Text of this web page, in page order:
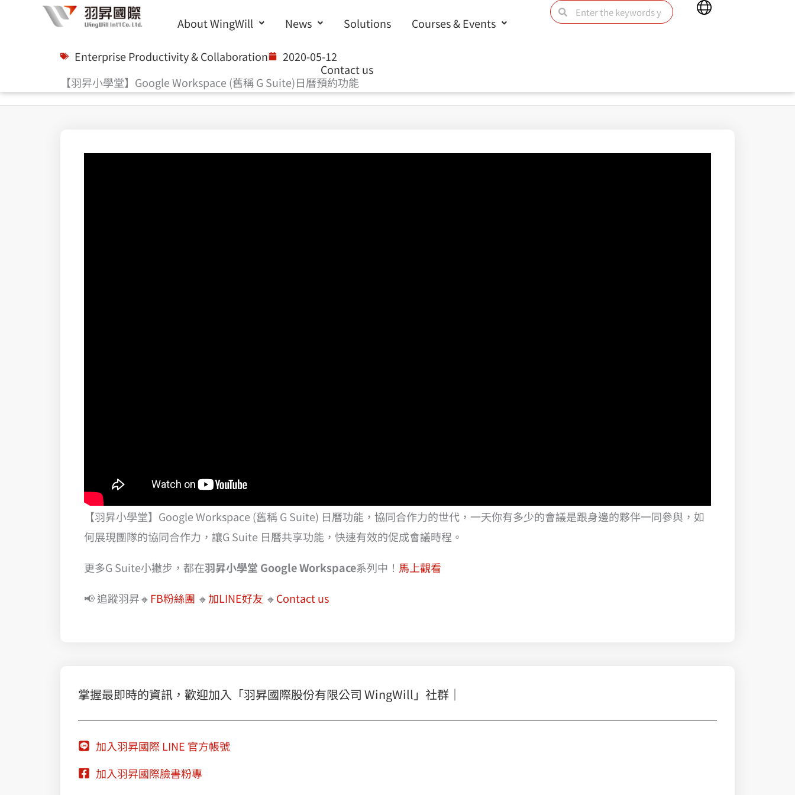
About WingWill News Solutions Courses & Events
Contact us
SearchSearch
Main
Enterprise Productivity & Collaboration
2020-05-12
【羽昇小學堂】Google Workspace (舊稱 G Suite)日曆預約功能
【羽昇小學堂】Google Workspace (舊稱 G Suite) 日曆功能，協同合作力的世代，一天你有多少的會議是跟身邊的夥伴一同參與，如
何展現團隊的協同合作力，讓G Suite 日曆共享功能，快速有效的促成會議時程。
更多G Suite小撇步，都在羽昇小學堂 Google Workspace系列中！ 馬上觀看
📢 追蹤羽昇🔸FB粉絲團 🔸加LINE好友 🔸Contact us
掌握最即時的資訊，歡迎加入「羽昇國際股份有限公司 WingWill」社群｜
加入羽昇國際 LINE 官方帳號
加入羽昇國際臉書粉專